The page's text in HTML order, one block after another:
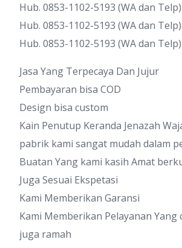
Hub. 0853-1102-5193 (WA dan Telp)
Hub. 0853-1102-5193 (WA dan Telp)
Hub. 0853-1102-5193 (WA dan Telp)
Jasa Yang Terpecaya Dan Jujur
Pembayaran bisa COD
Design bisa custom
Kain Penutup Keranda Jenazah
pabrik kami sangat mudah dalam
Buatan Yang kami kasih Amat
Juga Sesuai Ekspetasi
Kami Memberikan Garansi
Kami Memberikan Pelayanan Yang
juga ramah